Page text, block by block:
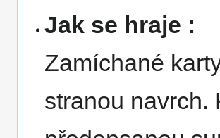
Jak se hraje :
Zamíchané
stranou navrch.